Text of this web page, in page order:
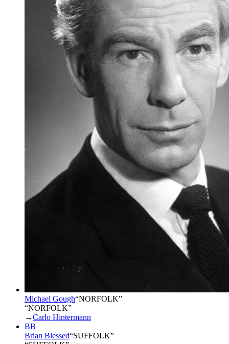
Michael Gough“NORFOLK”
“NORFOLK”
→Carlo Hintermann
BB
Brian Blessed“SUFFOLK”